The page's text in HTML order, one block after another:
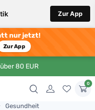
Zur App
nur jetzt!
Zur App
80 EUR
0
Gesundheit